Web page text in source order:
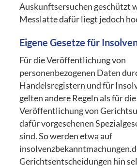
Auskunftsersuchen geschützt
Messlatte dafür liegt jedoch
Eigene Gesetze für
Für die Veröffentlichung von
personenbezogenen Daten
Handelsregistern und für
gelten andere Regeln als für die
Veröffentlichung von
dafür vorgesehenen
sind. So werden etwa auf
Gerichtsentscheidungen hin